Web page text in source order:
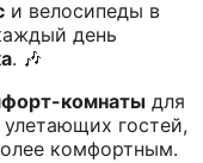
и велосипеды в
день
. 🎶
комнаты для
гостей,
комфортным.